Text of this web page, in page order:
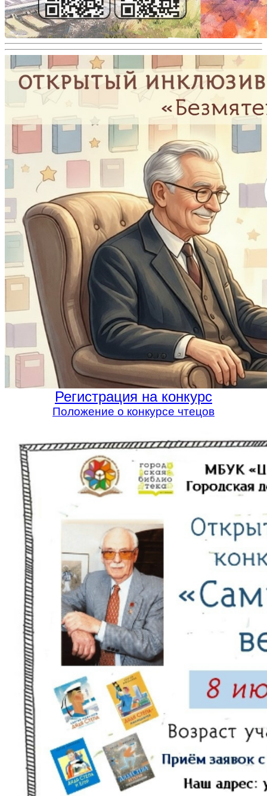
Регистрация на конкурс
Положение о конкурсе чтецов